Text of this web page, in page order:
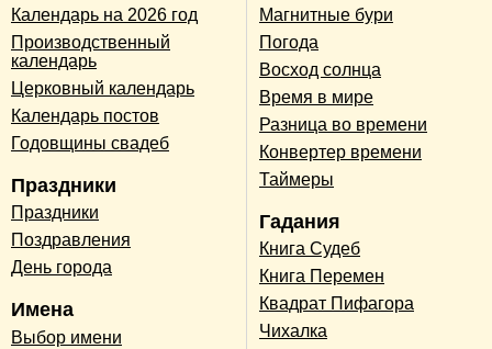
Календарь на 2026 год
Производственный
календарь
Церковный календарь
Календарь постов
Годовщины свадеб
Праздники
Праздники
Поздравления
День города
Имена
Выбор имени
Магнитные бури
Погода
Восход солнца
Время в мире
Разница во времени
Конвертер времени
Таймеры
Гадания
Книга Судеб
Книга Перемен
Квадрат Пифагора
Чихалка